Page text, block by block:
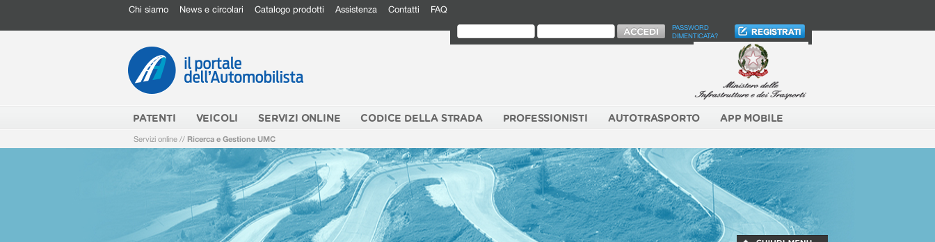
Chi siamo News e circolari Catalogo prodotti Assistenza Contatti FAQ
PASSWORD
DIMENTICATA?
PATENTI VEICOLI SERVIZI ONLINE CODICE DELLA STRADA PROFESSIONISTI AUTOTRASPORTO APP MOBILE
Servizi online // Ricerca e Gestione UMC